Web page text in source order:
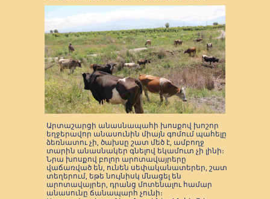
Արտաշարցի անասնապահի խոսքով խոշոր
եղջերավոր անասունին միայն գոմում պահելը
ձեռնատու չի, ծախսը շատ մեծ է, ամբողջ
տարին անասնակեր գնելով եկամուտ չի լինի։
Նրա խոսքով բոլոր արոտավայրերը
վաճառված են, ունեն սեփականատերեր, շատ
տեղերում, եթե նույնիսկ մնացել են
արոտավայրեր, դրանց մոտենալու համար
անասունը ճանապարհ չունի։